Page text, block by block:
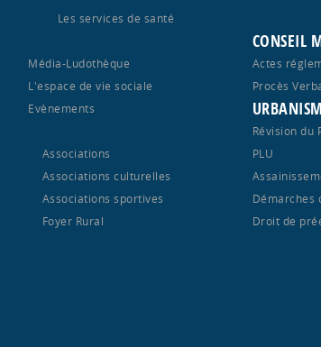
Les services de santé
Média-Ludothèque
Associations
Associations culturelles
Associations sportives
Foyer Rural
L'espace de vie sociale
Evènements
CONSEIL
Actes
Procès
Révision du
PLU
Démarches
Droit de